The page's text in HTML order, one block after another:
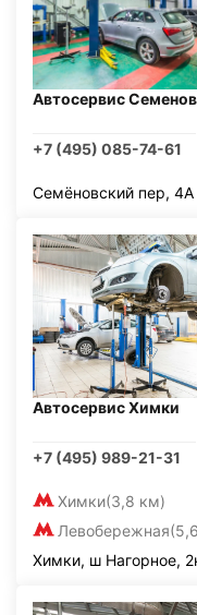
Автосервис
+7 (495) 085-74-61
Семёновский пер, 4А
Автосервис Химки
+7 (495) 989-21-31
Химки(3,8 км)
Левобережная
Химки, ш Нагорное,